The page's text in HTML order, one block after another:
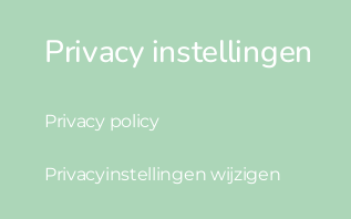
Privacy instellingen
Privacy policy
Privacyinstellingen wijzigen